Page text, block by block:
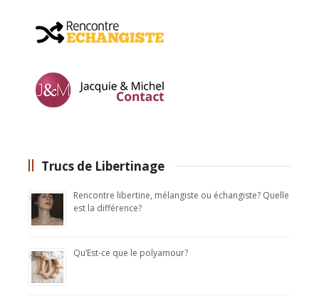
Trucs de Libertinage
Rencontre libertine, mélangiste ou échangiste? Quelle
est la différence?
Qu’Est-ce que le polyamour?